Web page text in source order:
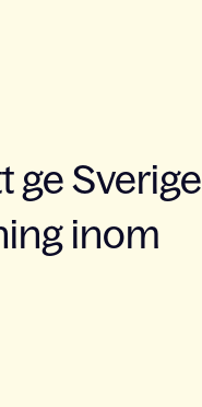
ge Sverige
inom